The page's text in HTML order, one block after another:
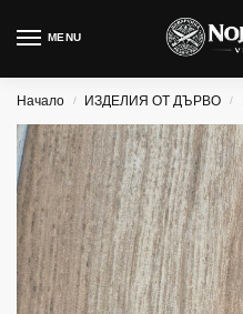
MENU
Начало / ИЗДЕЛИЯ ОТ ДЪРВО /